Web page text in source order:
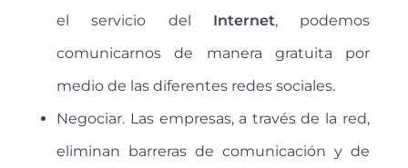
el servicio del Internet, podemos
comunicarnos de manera gratuita por
medio de las diferentes redes sociales.
Negociar. Las empresas, a través de la red,
eliminan barreras de comunicación y de